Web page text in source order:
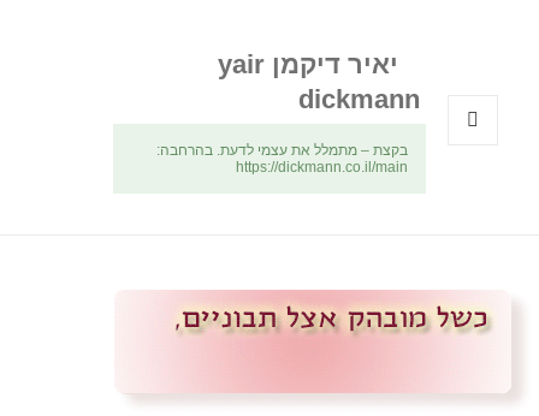
יאיר דיקמן yair
dickmann
בקצת – מתמלל את עצמי לדעת. בהרחבה:
https://dickmann.co.il/main